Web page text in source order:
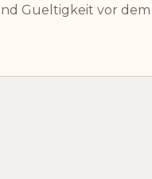
Gueltigkeit vor dem